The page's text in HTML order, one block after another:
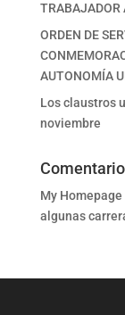
ORDEN DE
AUTONOMÍA
Los claustros
noviembre
My Homepage
algunas